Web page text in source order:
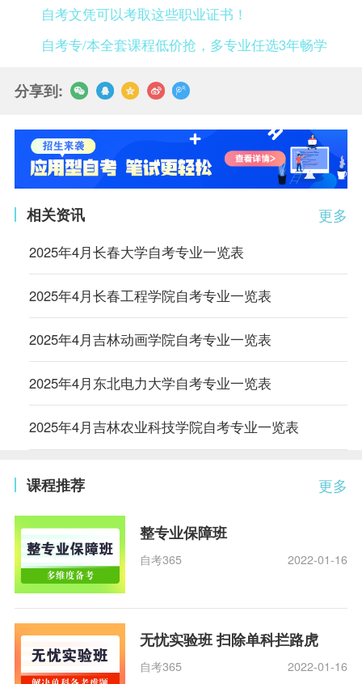
自考文凭可以考取这些职业证书！
自考专/本全套课程低价抢，多专业任选3年畅学
分享到:
更多
相关资讯
2025年4月长春大学自考专业一览表
2025年4月长春工程学院自考专业一览表
2025年4月吉林动画学院自考专业一览表
2025年4月东北电力大学自考专业一览表
2025年4月吉林农业科技学院自考专业一览表
更多
课程推荐
整专业保障班
自考365 2022-01-16
无忧实验班 扫除单科拦路虎
自考365 2022-01-16